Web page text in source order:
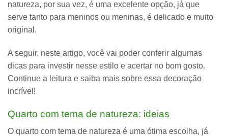
natureza, por sua vez, é uma excelente opção, já que
serve tanto para meninos ou meninas, é delicado e muito
original.
A seguir, neste artigo, você vai poder conferir algumas
dicas para investir nesse estilo e acertar no bom gosto.
Continue a leitura e saiba mais sobre essa decoração
incrível!
Quarto com tema de natureza: ideias
O quarto com tema de natureza é uma ótima escolha, já